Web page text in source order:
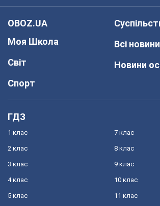
OBOZ.UA
Моя Школа
Світ
Спорт
Всі новини
Новини
ГДЗ
1 клас
2 клас
3 клас
4 клас
5 клас
7 клас
8 клас
9 клас
10 клас
11 клас